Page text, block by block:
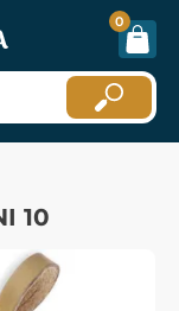
0
10